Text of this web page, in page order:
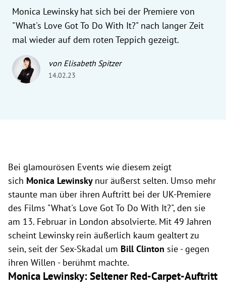
Untermenü
Monica Lewinsky hat sich bei der Premiere von
"What's Love Got To Do With It?" nach langer Zeit
mal wieder auf dem roten Teppich gezeigt.
von Elisabeth Spitzer
14.02.23
Bei glamourösen Events wie diesem zeigt
sich Monica Lewinsky nur äußerst selten. Umso mehr
staunte man über ihren Auftritt bei der UK-Premiere
des Films "What's Love Got To Do With It?", den sie
am 13. Februar in London absolvierte. Mit 49 Jahren
scheint Lewinsky rein äußerlich kaum gealtert zu
sein, seit der Sex-Skadal um Bill Clinton sie - gegen
ihren Willen - berühmt machte.
Monica Lewinsky: Seltener Red-Carpet-Auftritt